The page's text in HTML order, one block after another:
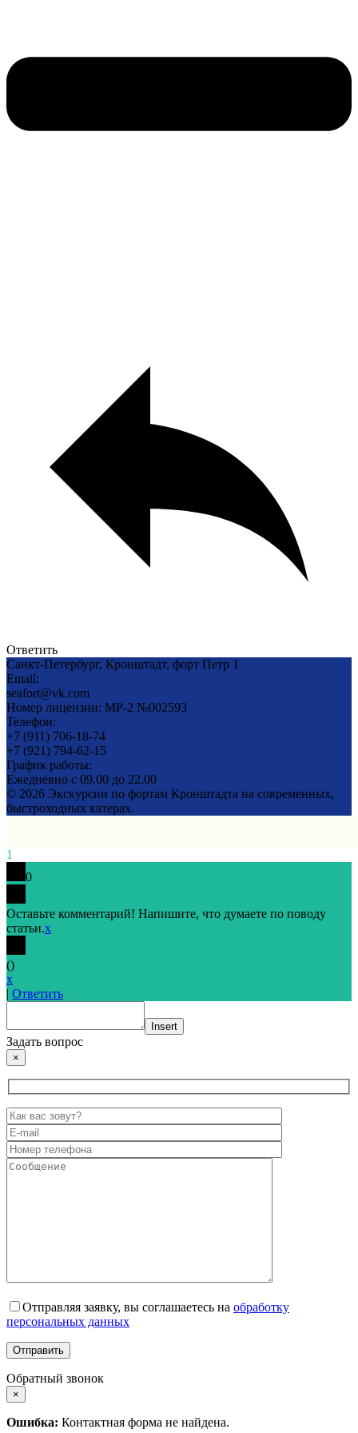
Ответить
Санкт-Петербург, Кронштадт, форт Петр 1
Email:
seafort@vk.com
Номер лицензии: MP-2 №002593
Телефон:
+7 (911) 706-18-74
+7 (921) 794-62-15
График работы:
Ежедневно с 09.00 до 22.00
© 2026 Экскурсии по фортам Кронштадта на современных,
быстроходных катерах.
1
0
Оставьте комментарий! Напишите, что думаете по поводу
статьи.x
()
x
| Ответить
Insert
Задать вопрос
×
Отправляя заявку, вы соглашаетесь на обработку
персональных данных
Обратный звонок
×
Ошибка: Контактная форма не найдена.